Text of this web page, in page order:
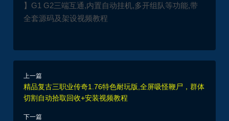
】G1 G2三端互通,内置自动挂机,多开组队等功能,带
全套源码及架设视频教程
上一篇
精品复古三职业传奇1.76特色耐玩版,全屏吸怪鞭尸，群体
切割自动拾取回收+安装视频教程
下一篇